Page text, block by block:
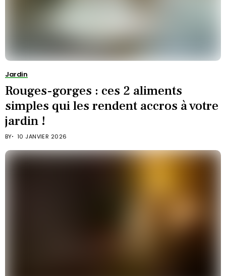
Jardin
Rouges-gorges : ces 2 aliments
simples qui les rendent accros à votre
jardin !
BY 10 JANVIER 2026